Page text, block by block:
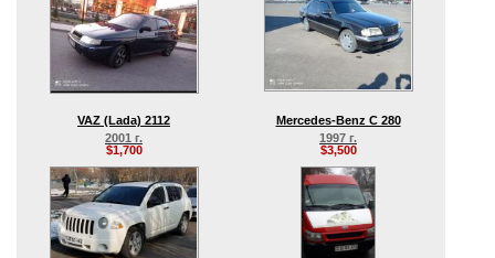
VAZ (Lada) 2112
2001 г.
$1,700
Mercedes-Benz C 280
1997 г.
$3,500